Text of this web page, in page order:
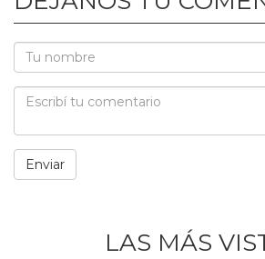
LAS MÁS